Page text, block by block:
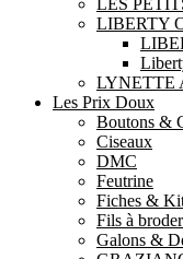
LES
LIBERTY
LYNETTE
Les Prix Doux
Boutons &
Ciseaux
DMC
Feutrine
Fiches &
Fils à broder
Galons &